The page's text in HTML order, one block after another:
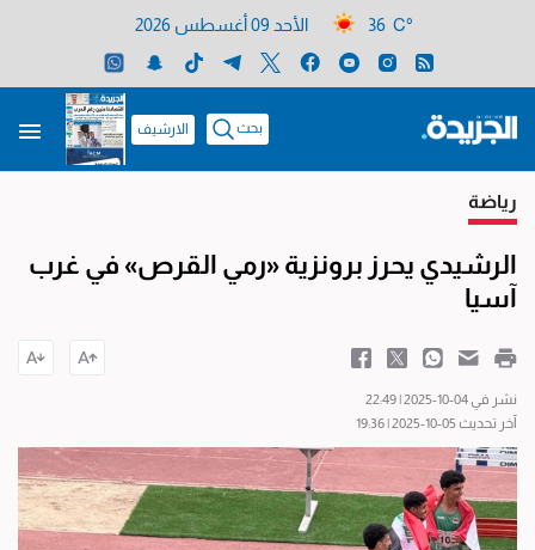
36 C° الأحد 09 أغسطس 2026
بحث الارشيف
رياضة
الرشيدي يحرز برونزية «رمي القرص» في غرب
آسيا
نشر في 04-10-2025 | 22:49
آخر تحديث 05-10-2025 | 19:36